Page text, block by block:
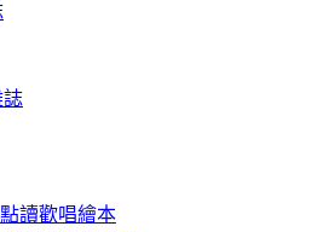
誌
讀歡唱繪本